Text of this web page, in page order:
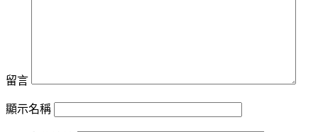
留言
顯示名稱